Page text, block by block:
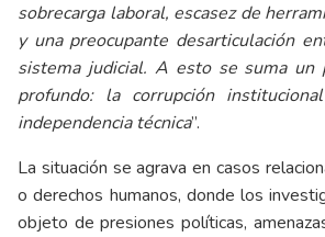
sobrecarga laboral, escasez de
y una preocupante desarticulación
sistema judicial. A esto se suma un
profundo: la corrupción
independencia técnica”.
La situación se agrava en casos
o derechos humanos, donde los
objeto de presiones políticas,